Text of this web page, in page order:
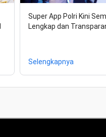
Super App Polri Kini
Lengkap dan
Selengkapnya